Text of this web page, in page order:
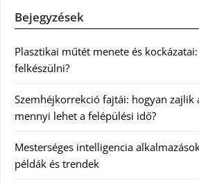
Bejegyzések
Plasztikai műtét menete és
felkészülni?
Szemhéjkorrekció fajtái: hogyan zajlik
mennyi lehet a felépülési idő?
Mesterséges intelligencia
példák és trendek